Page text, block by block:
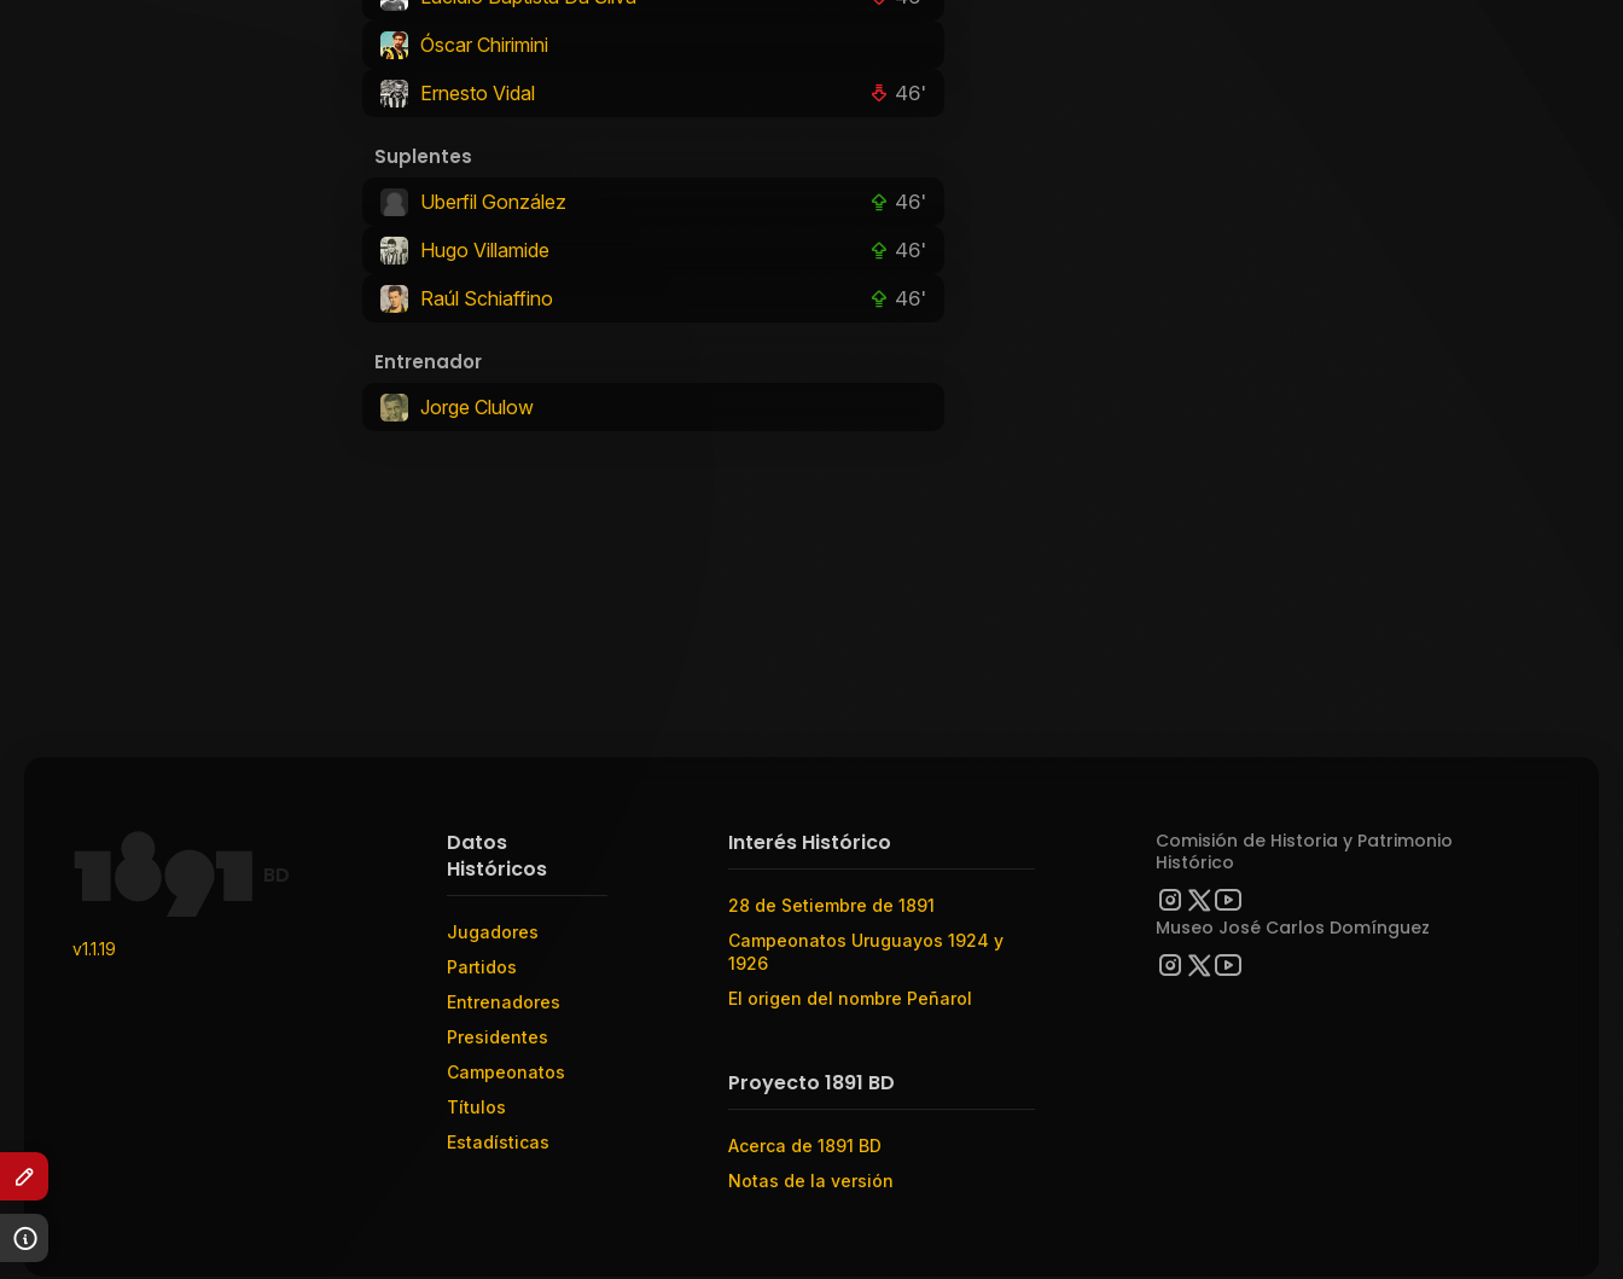
Óscar Chirimini
Ernesto Vidal
46'
Suplentes
Uberfil González 46'
Hugo Villamide 46'
Raúl Schiaffino 46'
Entrenador
Jorge Clulow
BD
v1.1.19
Datos
Históricos
Jugadores
Partidos
Entrenadores
Presidentes
Campeonatos
Títulos
Estadísticas
Interés Histórico
28 de Setiembre de 1891
Campeonatos Uruguayos 1924 y
1926
El origen del nombre Peñarol
Proyecto 1891 BD
Acerca de 1891 BD
Notas de la versión
Comisión de Historia y Patrimonio
Histórico
Museo José Carlos Domínguez